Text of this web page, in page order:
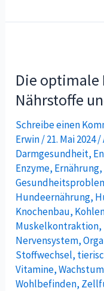
Die optimale
Nährstoffe
Schreibe einen
Erwin/21. Mai 2024/
Darmgesundheit,
Enzyme, Ernährung,
Hundeernährung,
Knochenbau,
Muskelkontraktion,
Nervensystem,
Stoffwechsel,
Vitamine,Wachstum
Wohlbefinden,
Hundeernährung:
Nährstoffe
Bedarf
im
Überblick